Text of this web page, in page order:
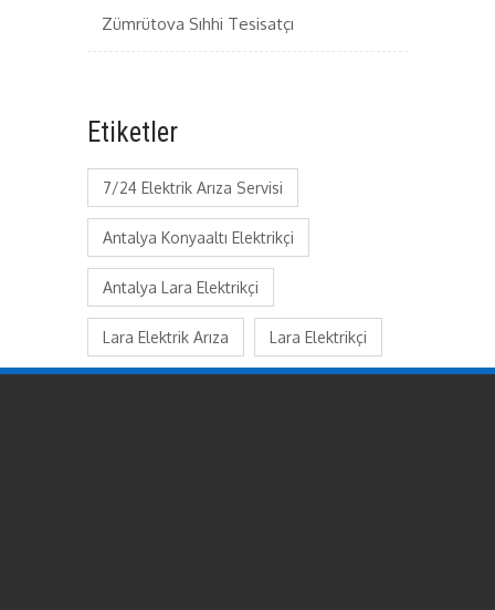
Zümrütova Sıhhi Tesisatçı
Etiketler
7/24 Elektrik Arıza Servisi
Antalya Konyaaltı Elektrikçi
Antalya Lara Elektrikçi
Lara Elektrik Arıza Lara Elektrikçi